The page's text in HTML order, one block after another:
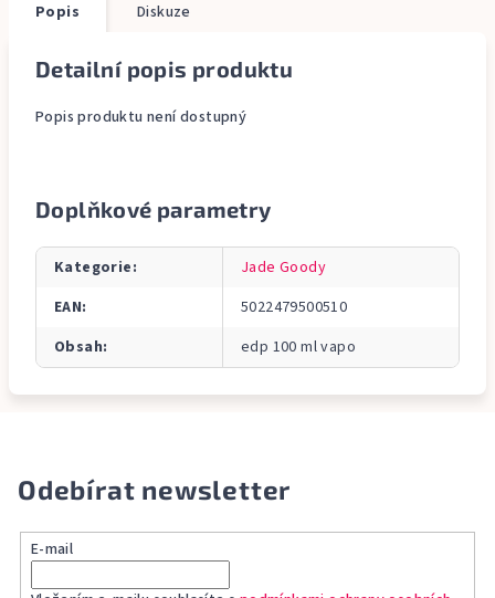
Popis Diskuze
Detailní popis produktu
Popis produktu není dostupný
Doplňkové parametry
Kategorie:
Jade Goody
EAN:
5022479500510
Obsah: edp 100 ml vapo
Odebírat newsletter
E-mail